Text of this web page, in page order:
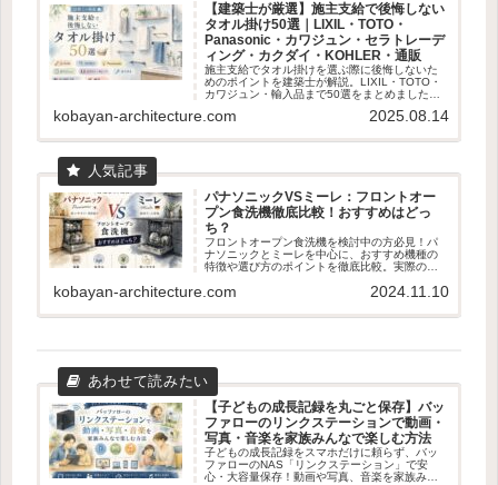
【建築士が厳選】施主支給で後悔しない
タオル掛け50選｜LIXIL・TOTO・
Panasonic・カワジュン・セラトレーデ
ィング・カクダイ・KOHLER・通販
施主支給でタオル掛けを選ぶ際に後悔しないた
めのポイントを建築士が解説。LIXIL・TOTO・
カワジュン・輸入品まで50選をまとめました。
kobayan-architecture.com 2025.08.14
パナソニックVSミーレ：フロントオー
プン食洗機徹底比較！おすすめはどっ
ち？
フロントオープン食洗機を検討中の方必見！パ
ナソニックとミーレを中心に、おすすめ機種の
特徴や選び方のポイントを徹底比較。実際のユ
びをサポートします。容量、乾燥機能、使いや
kobayan-architecture.com 2024.11.10
【子どもの成長記録を丸ごと保存】バッ
ファローのリンクステーションで動画・
写真・音楽を家族みんなで楽しむ方法
子どもの成長記録をスマホだけに頼らず、バッ
ファローのNAS「リンクステーション」で安
心・大容量保存！動画や写真、音楽を家族みん